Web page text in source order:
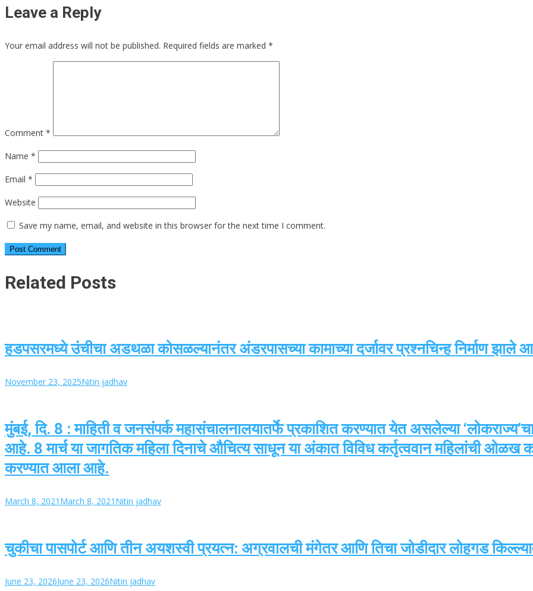
Leave a Reply
Your email address will not be published. Required fields are marked *
Comment *
Name *
Email *
Website
Save my name, email, and website in this browser for the next time I comment.
Related Posts
हडपसरमध्ये उंचीचा अडथळा कोसळल्यानंतर अंडरपासच्या कामाच्या दर्जावर प्रश्नचिन्ह निर्माण झाले
November 23, 2025Nitin jadhav
मुंबई, दि. 8 : माहिती व जनसंपर्क महासंचालनालयातर्फे प्रकाशित करण्यात येत असलेल्या ‘लोकराज्य’चा
आहे. 8 मार्च या जागतिक महिला दिनाचे औचित्य साधून या अंकात विविध कर्तृत्ववान महिलांची
करण्यात आला आहे.
March 8, 2021 March 8, 2021 Nitin jadhav
चुकीचा पासपोर्ट आणि तीन अयशस्वी प्रयत्न: अग्रवालची मंगेतर आणि तिचा जोडीदार लोहगड
June 23, 2026June 23, 2026Nitin jadhav